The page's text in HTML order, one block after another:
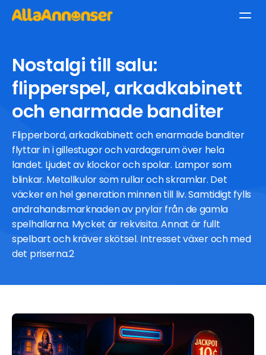
Nostalgi till salu:
flipperspel, arkadkabinett
och enarmade banditer
Flipperbord, arkadkabinett och enarmade banditer
flyttar in i gillestugor och vardagsrum över hela
landet. Ljudet av klockor och spolar. Lampor som
blinkar. Metallkulor som rullar och skramlar. Det
väcker en hel generation minnen till liv. Samtidigt fylls
andrahandsmarknaden av prylar från de gamla
spelhallarna. Mycket är rekvisita. Annat är fullt
spelbart och kräver skötsel. Intresset växer och med
det priserna.2